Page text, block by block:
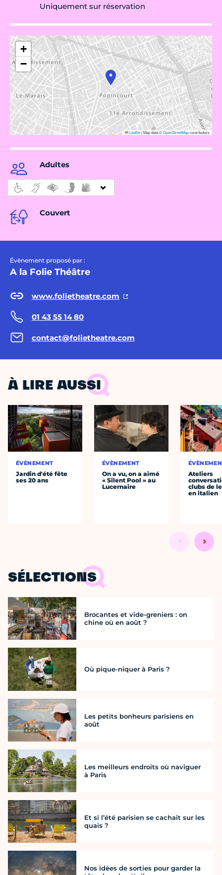
Uniquement sur réservation
+
−
Leaflet|Map data ©OpenStreetMapcontributors
Adultes
Couvert
Évènement proposé par :
A la Folie Théâtre
www.folietheatre.com
01 43 55 14 80
contact@folietheatre.com
À LIRE AUSSI
ÉVÈNEMENT
Jardin d'été fête
ses 20 ans
ÉVÈNEMENT
On a vu, on a aimé
« Silent Pool » au
Lucernaire
Ateliers
clubs de
en italien
SÉLECTIONS
Brocantes et vide-greniers : on
chine où en août ?
Où pique-niquer à Paris ?
Les petits bonheurs parisiens en
août
Les meilleurs endroits où naviguer
à Paris
Et si l’été parisien se cachait sur les
quais ?
Nos idées de sorties pour garder la